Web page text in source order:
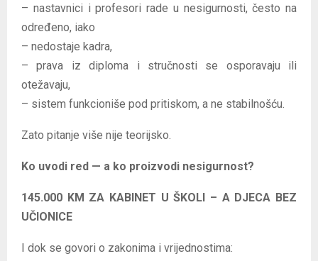
– nastavnici i profesori rade u nesigurnosti, često na
određeno, iako
– nedostaje kadra,
– prava iz diploma i stručnosti se osporavaju ili
otežavaju,
– sistem funkcioniše pod pritiskom, a ne stabilnošću.
Zato pitanje više nije teorijsko.
Ko uvodi red — a ko proizvodi nesigurnost?
145.000 KM ZA KABINET U ŠKOLI – A DJECA BEZ
UČIONICE
I dok se govori o zakonima i vrijednostima: